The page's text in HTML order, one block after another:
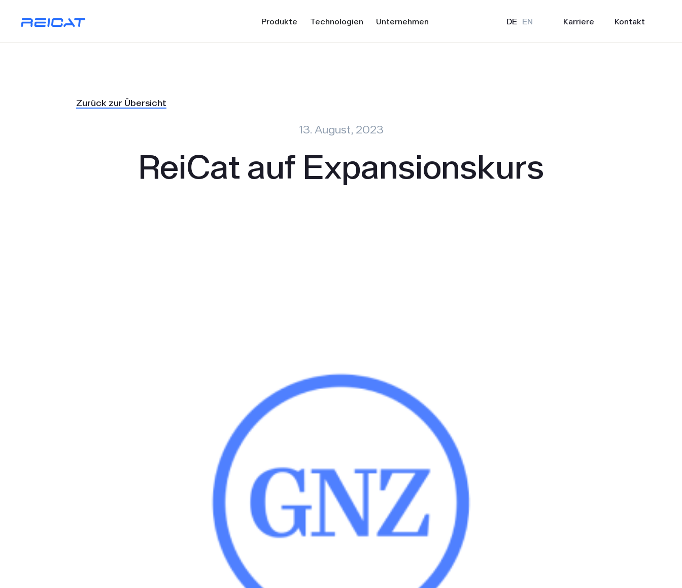
Produkte Technologien Unternehmen DE EN Karriere Kontakt
Zurück zur Übersicht
13. August, 2023
ReiCat auf Expansionskurs